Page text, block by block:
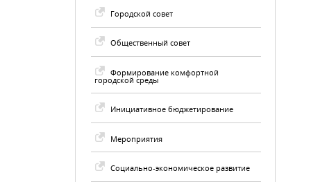
Городской совет
Общественный совет
Формирование комфортной
городской среды
Инициативное бюджетирование
Мероприятия
Социально-экономическое развитие